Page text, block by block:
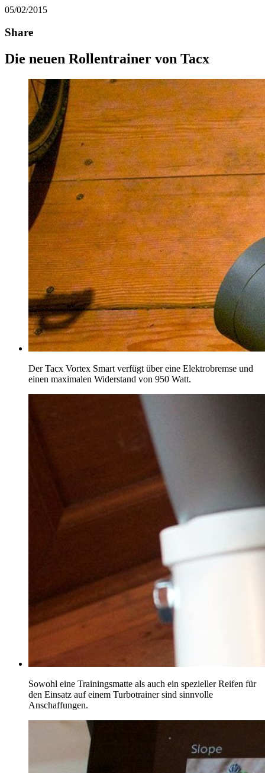
05/02/2015
Share
Die neuen Rollentrainer von Tacx
Der Tacx Vortex Smart verfügt über eine Elektrobremse und
einen maximalen Widerstand von 950 Watt.
Sowohl eine Trainingsmatte als auch ein spezieller Reifen für
den Einsatz auf einem Turbotrainer sind sinnvolle
Anschaffungen.